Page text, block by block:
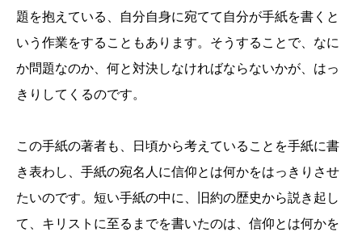
題を抱えている、自分自身に宛てて自分が手紙を書くと
いう作業をすることもあります。そうすることで、なに
か問題なのか、何と対決しなければならないかが、はっ
きりしてくるのです。
この手紙の著者も、日頃から考えていることを手紙に書
き表わし、手紙の宛名人に信仰とは何かをはっきりさせ
たいのです。短い手紙の中に、旧約の歴史から説き起し
て、キリストに至るまでを書いたのは、信仰とは何かを